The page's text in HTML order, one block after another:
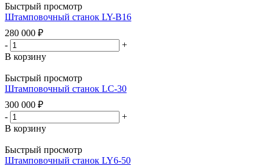
Быстрый просмотр
Штамповочный станок LY-B16
280 000 ₽
-
+
В корзину
Быстрый просмотр
Штамповочный станок LC-30
300 000 ₽
-
+
В корзину
Быстрый просмотр
Штамповочный станок LY6-50